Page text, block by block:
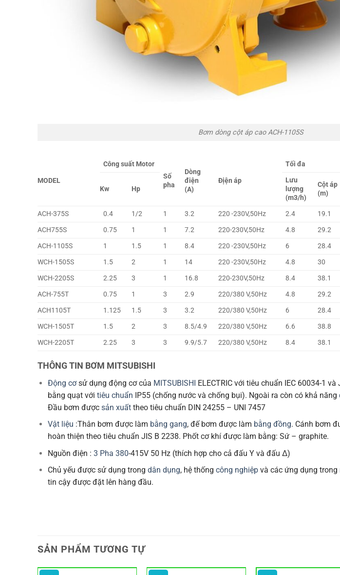
Bơm dòng cột áp cao ACH-1105S
MODEL
Công suất Motor
Số
pha
Dòng
điện
(A)
Địện áp
Tối đa
Kw Hp
Lưu
lượng
(m3/h)
Cột áp
(m)
ACH-375S 0.4 1/2 1 3.2 220 -230V,50Hz 2.4 19.1
ACH755S
0.75 1 1 7.2 220-230V,50Hz 4.8 29.2
ACH-1105S
1 1.5 1 8.4 220 -230V,50Hz 6 28.4
WCH-1505S
1.5 2 1 14 220 -230V,50Hz 4.8 30
WCH-2205S
2.25 3 1 16.8 220-230V,50Hz 8.4 38.1
ACH-755T
0.75 1 3 2.9 220/380 V,50Hz 4.8 29.2
ACH1105T
1.125 1.5 3 3.2 220/380 V,50Hz 6 28.4
WCH-1505T
1.5 2 3 8.5/4.9 220/380 V,50Hz 6.6 38.8
WCH-2205T
2.25 3 3 9.9/5.7 220/380 V,50Hz 8.4 38.1
THÔNG TIN BƠM MITSUBISHI
Động cơsử dụng động cơ của MITSUBISHI ELECTRIC với tiêu chuẩn IEC 60034-1
bằng quạt với tiêu chuẩn IP55 (chống nước và chống bụi). Ngoài ra còn có khả năng
Đầu bơm được sản xuấttheo tiêu chuẩn DIN 24255 – UNI 7457
Vật liệu :Thân bơm được làm bằng gang, đế bơm được làm bằng đồng. Cánh bơm
hoàn thiện theo tiêu chuẩn JIS B 2238. Phốt cơ khí được làm bằng: Sứ – graphite.
Nguồn điện : 3 Pha 380-415V 50 Hz (thích hợp cho cả đấu Y và đấu Δ)
Chủ yếu được sử dụng trong dân dụng, hệ thống công nghiệpvà các ứng dụng trong
tin cậy được đặt lên hàng đầu.
SẢN PHẨM TƯƠNG TỰ